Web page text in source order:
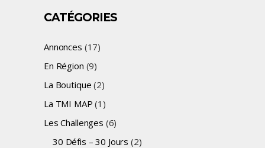
CATÉGORIES
Annonces (17)
En Région (9)
La Boutique (2)
La TMI MAP (1)
Les Challenges (6)
30 Défis – 30 Jours (2)